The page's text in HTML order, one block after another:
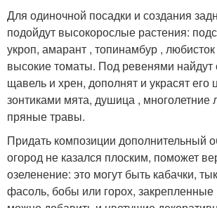
Для одиночной посадки и создания
подойдут высокорослые растения:
укроп, амарант , топинамбур ,
высокие томаты. Под ревенями найдут
щавель и хрен, дополнят и украсят его
зонтиками мята, душица , многолетние
пряные травы.
Придать композиции дополнительный
огород не казался плоским, поможет
озеленение: это могут быть кабачки,
фасоль, бобы или горох,